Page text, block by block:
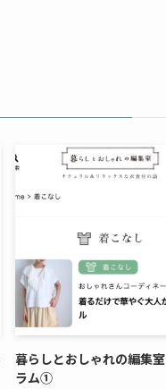
暮らしとおしゃれの編集
ラム①